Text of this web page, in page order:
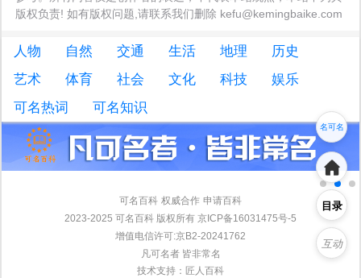
名可名
非常名
目录
互动
版权负责! 如有版权问题,请联系我们删除 kefu@kemingbaike.com
人物 自然 交通 生活 地理
历史
艺术
体育 社会 文化 科技
娱乐
可名热词
可名知识
可名百科 权威合作 申请百科
2023-2025 可名百科 版权所有 京ICP备16031475号-5
增值电信许可:京B2-20241762
凡可名者 皆非常名
技术支持： 匠人百科